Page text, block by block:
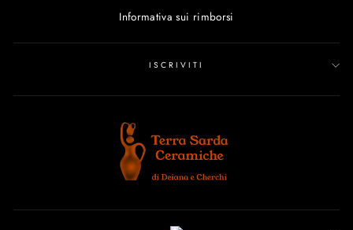
Informativa sui rimborsi
ISCRIVITI